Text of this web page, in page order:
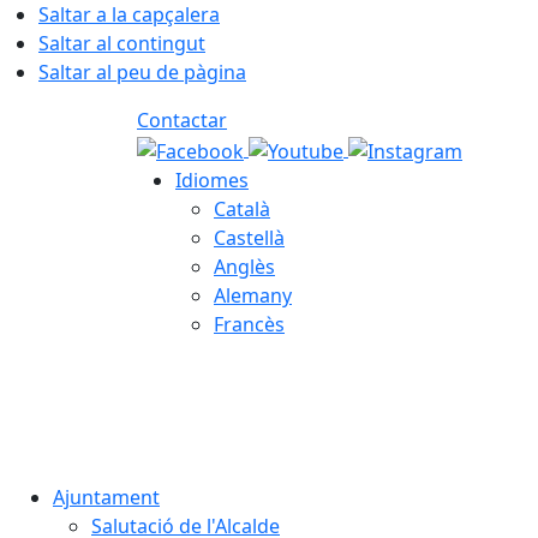
Saltar a la capçalera
Saltar al contingut
Saltar al peu de pàgina
Contactar
Idiomes
Català
Castellà
Anglès
Alemany
Francès
Ajuntament
Salutació de l'Alcalde